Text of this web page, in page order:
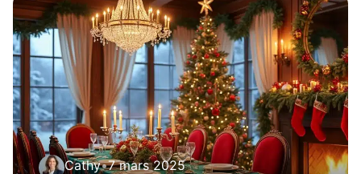
Cathy•7 mars 2025